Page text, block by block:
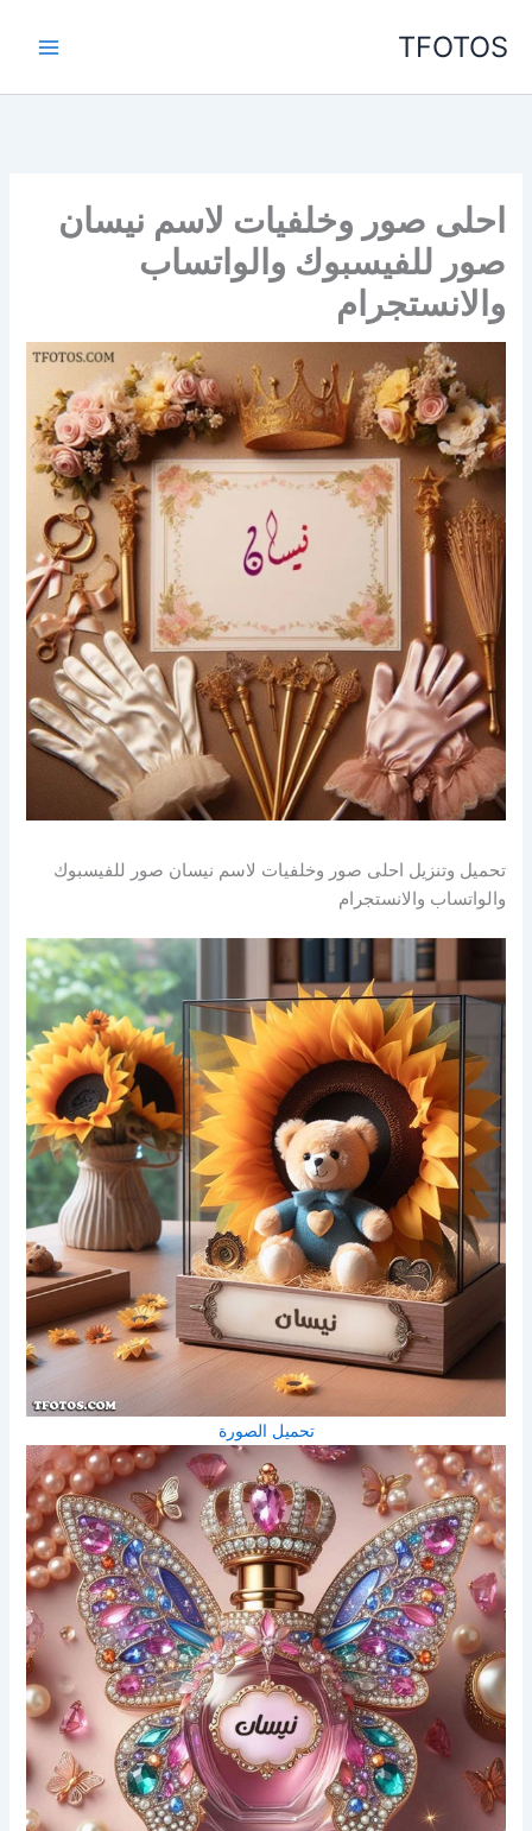
TFOTOS
احلى صور وخلفيات لاسم نيسان
صور للفيسبوك والواتساب
والانستجرام
تحميل وتنزيل احلى صور وخلفيات لاسم نيسان صور للفيسبوك
والواتساب والانستجرام
تحميل الصورة